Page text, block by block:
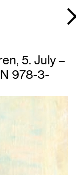
5. July –
978-3-